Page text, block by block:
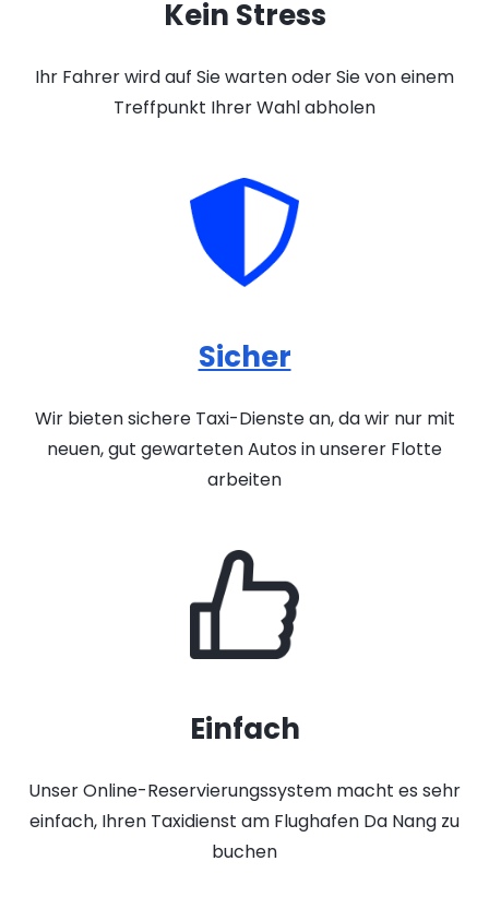
Kein Stress
Ihr Fahrer wird auf Sie warten oder Sie von einem
Treffpunkt Ihrer Wahl abholen
Sicher
Wir bieten sichere Taxi-Dienste an, da wir nur mit
neuen, gut gewarteten Autos in unserer Flotte
arbeiten
Einfach
Unser Online-Reservierungssystem macht es sehr
einfach, Ihren Taxidienst am Flughafen Da Nang zu
buchen